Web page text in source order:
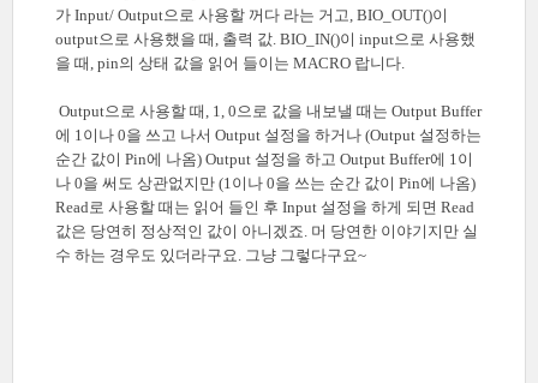
가 Input/ Output으로 사용할 꺼다 라는 거고, BIO_OUT()이
output으로 사용했을 때, 출력 값. BIO_IN()이 input으로 사용했
을 때, pin의 상태 값을 읽어 들이는 MACRO 랍니다.
Output으로 사용할 때, 1, 0으로 값을 내보낼 때는 Output Buffer
에 1이나 0을 쓰고 나서 Output 설정을 하거나 (Output 설정하는
순간 값이 Pin에 나옴) Output 설정을 하고 Output Buffer에 1이
나 0을 써도 상관없지만 (1이나 0을 쓰는 순간 값이 Pin에 나옴)
Read로 사용할 때는 읽어 들인 후 Input 설정을 하게 되면 Read
값은 당연히 정상적인 값이 아니겠죠. 머 당연한 이야기지만 실
수 하는 경우도 있더라구요. 그냥 그렇다구요~